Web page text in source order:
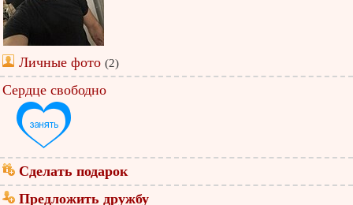
Личные фото (2)
Сердце свободно
Сделать подарок
Предложить дружбу